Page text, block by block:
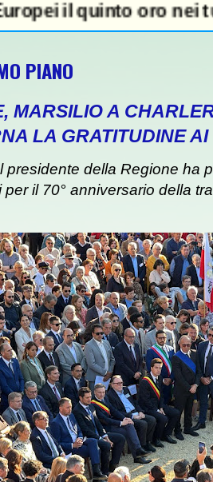
oro nei tuffi
PIANO
MARSILIO A
LA GRATITUDINE
presidente della Regione ha
il 70° anniversario della